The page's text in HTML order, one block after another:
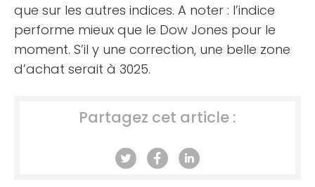
que sur les autres indices. A noter : l’indice
performe mieux que le Dow Jones pour le
moment. S’il y une correction, une belle zone
d’achat serait à 3025.
Partagez cet article :